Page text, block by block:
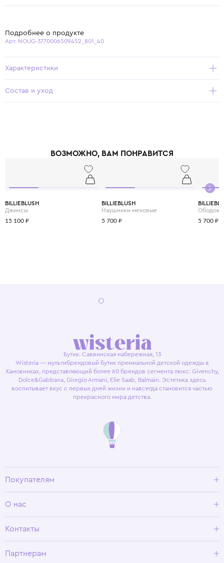
Подробнее о продукте
Арт. NOUG-3770006509452_801_40
Характеристики
Состав и уход
ВОЗМОЖНО, ВАМ ПОНРАВИТСЯ
BILLIEBLUSH
Джинсы
15 100 ₽
BILLIEBLUSH
Наушники меховые
5 700 ₽
Ободок
5 700 ₽
Бутик. Саввинская набережная, 13
Wisteria — мультибрендовый бутик премиальной детской одежды в
Хамовниках, представляющий более 60 брендов сегмента люкс: Givenchy,
Dolce&Gabbana, Giorgio Armani, Elie Saab, Balmain. Эстетика здесь
воспитывает вкус с первых дней жизни и навсегда становится частью
прекрасного мира детства.
Покупателям
Условия возврата
О нас
Программа лояльности
Контакты
Партнерам